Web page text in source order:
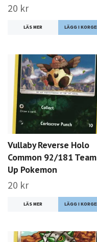
20 kr
LÄS MER
Vullaby Reverse Holo
Common 92/181 Team
Up Pokemon
20 kr
LÄS MER